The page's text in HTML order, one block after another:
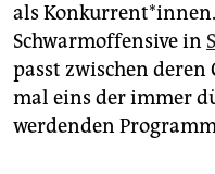
als
Schwarmoffensive in
passt zwischen
mal eins der immer
werdenden